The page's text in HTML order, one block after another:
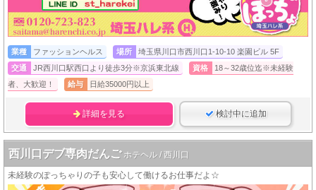
業種 ファッションヘルス 場所
埼玉県川口市西川口1-10-10 楽園ビル 5F
交通
JR西川口駅西口より徒歩3分※京浜東北線 資格
18～32歳位迄※未経験
者、大歓迎！
給与 日給35000円以上
詳細を見る 検討中に追加
西川口デブ専肉だんご ホテヘル / 西川口
未経験のぽっちゃりの子も安心して働けるお仕事だよ☆